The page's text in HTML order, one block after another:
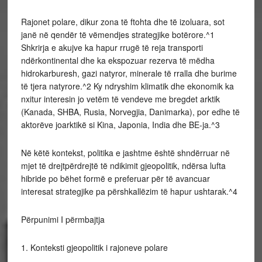
Rajonet polare, dikur zona të ftohta dhe të izoluara, sot
janë në qendër të vëmendjes strategjike botërore.^1
Shkrirja e akujve ka hapur rrugë të reja transporti
ndërkontinental dhe ka ekspozuar rezerva të mëdha
hidrokarburesh, gazi natyror, minerale të rralla dhe burime
të tjera natyrore.^2 Ky ndryshim klimatik dhe ekonomik ka
nxitur interesin jo vetëm të vendeve me bregdet arktik
(Kanada, SHBA, Rusia, Norvegjia, Danimarka), por edhe të
aktorëve joarktikë si Kina, Japonia, India dhe BE-ja.^3
Në këtë kontekst, politika e jashtme është shndërruar në
mjet të drejtpërdrejtë të ndikimit gjeopolitik, ndërsa lufta
hibride po bëhet formë e preferuar për të avancuar
interesat strategjike pa përshkallëzim të hapur ushtarak.^4
Përpunimi I përmbajtja
1. Konteksti gjeopolitik i rajoneve polare